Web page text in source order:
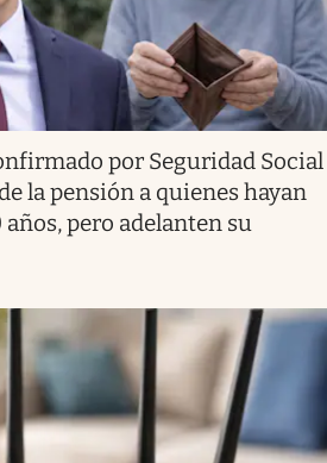
por Seguridad Social
la pensión a quienes hayan
pero adelanten su